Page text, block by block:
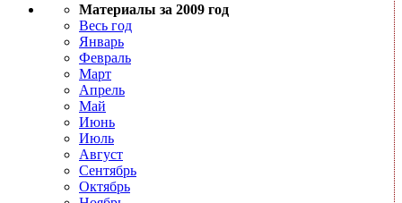
Материалы за 2009 год
Весь год
Январь
Февраль
Март
Апрель
Май
Июнь
Июль
Август
Сентябрь
Октябрь